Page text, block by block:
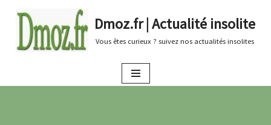
au
Dmoz.fr | Actualité insolite
Vous êtes curieux ? suivez nos actualités insolites